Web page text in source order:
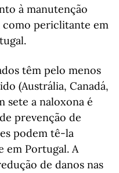
à manutenção
como periclitante em
têm pelo menos
(Austrália, Canadá,
sete a naloxona é
prevenção de
podem tê-la
em Portugal. A
de danos nas